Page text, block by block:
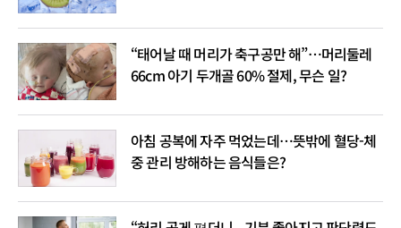
“태어날 때 머리가 축구공만 해”…머리둘레
66cm 아기 두개골 60% 절제, 무슨 일?
아침 공복에 자주 먹었는데…뜻밖에 혈당-체
중 관리 방해하는 음식들은?